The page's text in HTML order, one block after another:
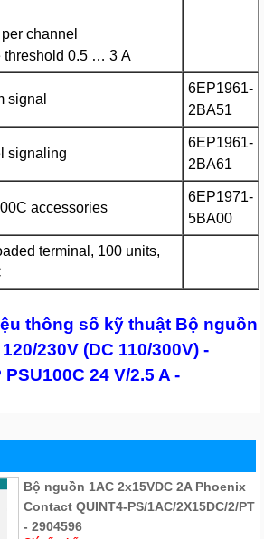
channel
threshold 0.5 … 3 A
signal
6EP1961-
2BA51
signaling
6EP1961-
2BA61
accessories
6EP1971-
5BA00
terminal, 100 units,
thông số kỹ thuật Bộ nguồn
230V (DC 110/300V) -
24 V/2.5 A -
Bộ nguồn 1AC 2x15VDC 2A Phoenix
Contact QUINT4-PS/1AC/2X15DC/2/PT
- 2904596